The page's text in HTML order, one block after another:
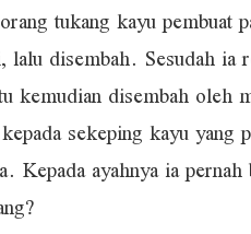
tukang kayu pembuat
disembah. Sesudah ia
disembah oleh
sekeping kayu yang
ayahnya ia pernah